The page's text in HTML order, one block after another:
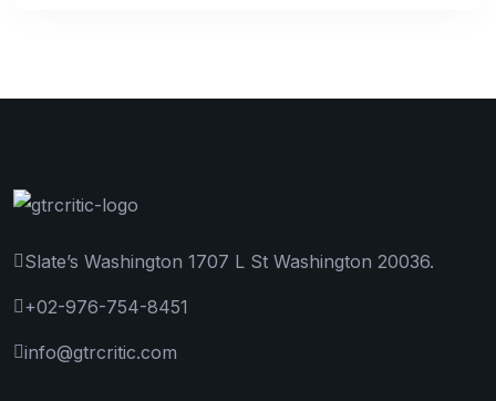
Slate’s Washington 1707 L St Washington 20036.
+02-976-754-8451
info@gtrcritic.com